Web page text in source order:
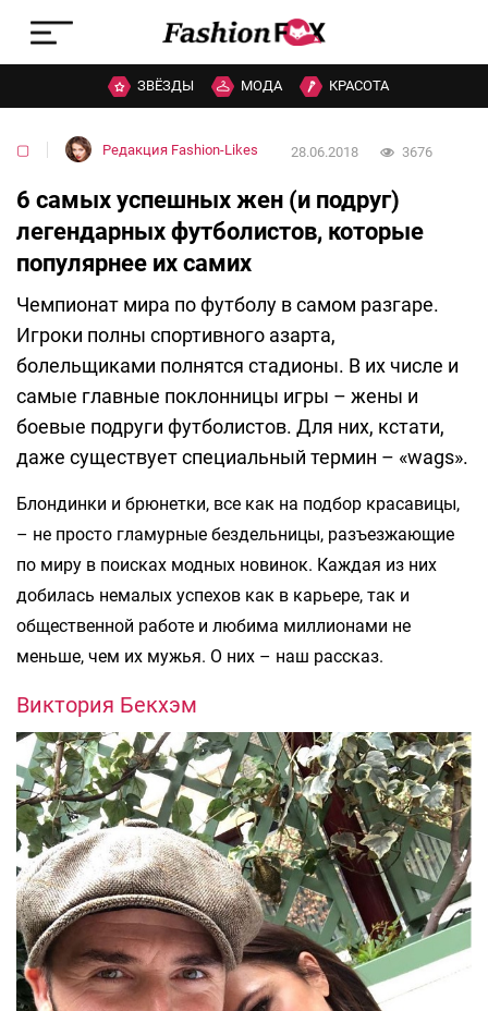
ЗВЁЗДЫ МОДА КРАСОТА
▢ Редакция Fashion-Likes 28.06.2018 3676
6 самых успешных жен (и подруг)
легендарных футболистов, которые
популярнее их самих
Чемпионат мира по футболу в самом разгаре.
Игроки полны спортивного азарта,
болельщиками полнятся стадионы. В их числе и
самые главные поклонницы игры – жены и
боевые подруги футболистов. Для них, кстати,
даже существует специальный термин – «wags».
Блондинки и брюнетки, все как на подбор красавицы,
– не просто гламурные бездельницы, разъезжающие
по миру в поисках модных новинок. Каждая из них
добилась немалых успехов как в карьере, так и
общественной работе и любима миллионами не
меньше, чем их мужья. О них – наш рассказ.
Виктория Бекхэм